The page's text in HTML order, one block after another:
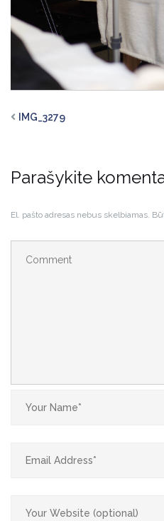
IMG_3279
Parašykite
El. pašto adresas nebus skelbiamas.